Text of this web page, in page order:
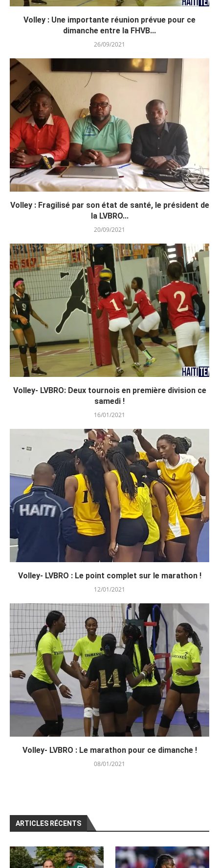
Volley : Une importante réunion prévue pour ce
dimanche entre la FHVB...
26/09/2021
Volley : Fragilisé par son état de santé, le président de
la LVBRO...
20/09/2021
Volley- LVBRO: Deux tournois en première division ce
samedi !
16/01/2021
Volley- LVBRO : Le point complet sur le marathon !
12/01/2021
Volley- LVBRO : Le marathon pour ce dimanche !
08/01/2021
ARTICLES RÉCENTS